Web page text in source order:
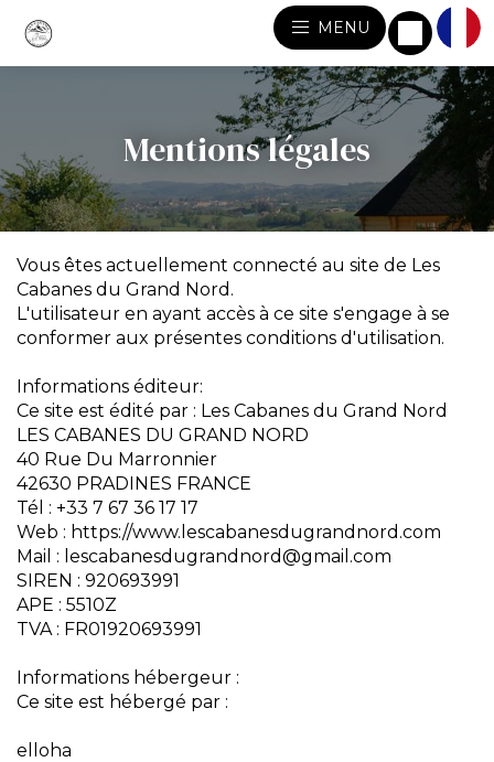
MENU
Mentions légales
Vous êtes actuellement connecté au site de Les
Cabanes du Grand Nord.
L'utilisateur en ayant accès à ce site s'engage à se
conformer aux présentes conditions d'utilisation.
Informations éditeur:
Ce site est édité par : Les Cabanes du Grand Nord
LES CABANES DU GRAND NORD
40 Rue Du Marronnier
42630 PRADINES FRANCE
Tél : +33 7 67 36 17 17
Web : https://www.lescabanesdugrandnord.com
Mail : lescabanesdugrandnord@gmail.com
SIREN : 920693991
APE : 5510Z
TVA : FR01920693991
Informations hébergeur :
Ce site est hébergé par :
elloha